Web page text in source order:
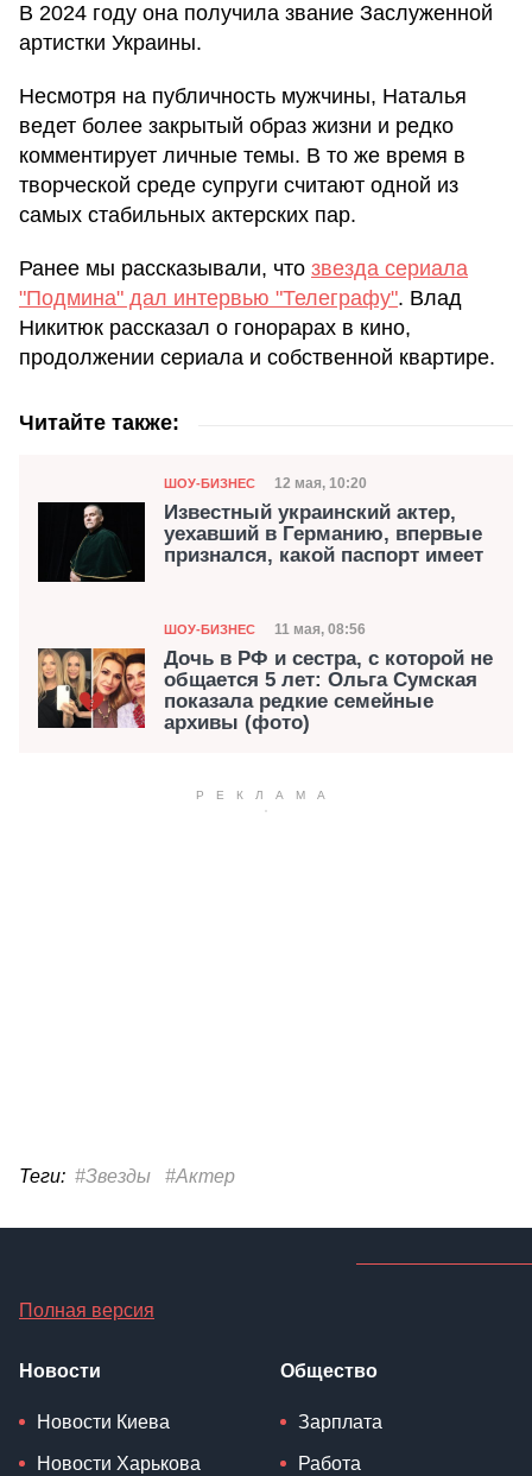
В 2024 году она получила звание Заслуженной
артистки Украины.
Несмотря на публичность мужчины, Наталья
ведет более закрытый образ жизни и редко
комментирует личные темы. В то же время в
творческой среде супруги считают одной из
самых стабильных актерских пар.
Ранее мы рассказывали, что звезда сериала
"Подмина" дал интервью "Телеграфу". Влад
Никитюк рассказал о гонорарах в кино,
продолжении сериала и собственной квартире.
Читайте также:
Категория
ШОУ-БИЗНЕС Дата публикации
12 мая, 10:20
Известный украинский актер,
уехавший в Германию, впервые
признался, какой паспорт имеет
Категория
ШОУ-БИЗНЕС Дата публикации
11 мая, 08:56
Дочь в РФ и сестра, с которой не
общается 5 лет: Ольга Сумская
показала редкие семейные
архивы (фото)
Теги: #Звезды #Актер
Полная версия
Новости
Новости Киева
Новости Харькова
Общество
Зарплата
Работа